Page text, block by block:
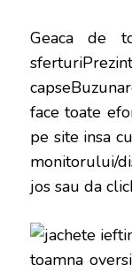
Geaca de
face toate
pe site insa
monitorului/
jos sau da
toamna